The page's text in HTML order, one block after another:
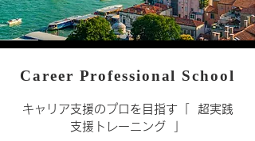
Career Professional School​
キャリア支援の​プロを目指す「 超実践
支援トレーニング 」